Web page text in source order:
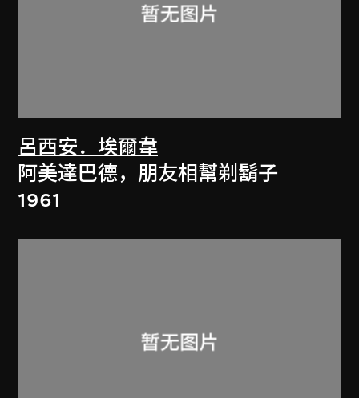
呂西安．埃爾韋
阿美達巴德，朋友相幫剃鬍子
1961